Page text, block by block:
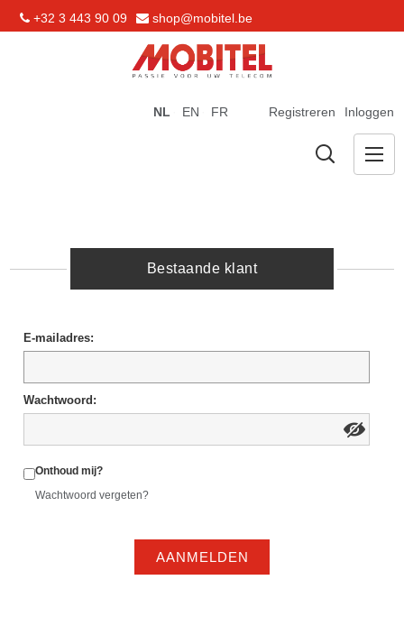
+32 3 443 90 09 shop@mobitel.be
Registreren Inloggen
NL EN FR
Bestaande klant
E-mailadres:
Wachtwoord:
Onthoud mij?
Wachtwoord vergeten?
AANMELDEN